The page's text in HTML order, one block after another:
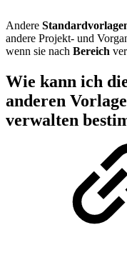
Andere
andere Projekt- und
wenn sie nach Bereich
Wie kann ich
anderen
verwalten